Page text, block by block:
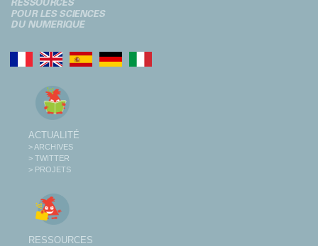
ACTUALITÉ
> ARCHIVES
> TWITTER
> PROJETS
RESSOURCES